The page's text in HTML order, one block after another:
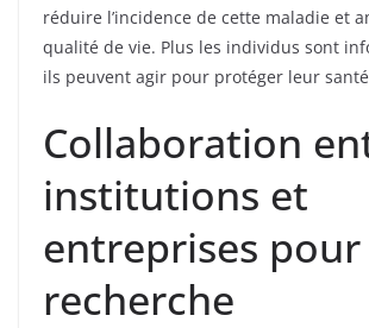
réduire l’incidence de cette maladie et
qualité de vie. Plus les individus sont
ils peuvent agir pour protéger leur
Collaboration
institutions et
entreprises pour
recherche